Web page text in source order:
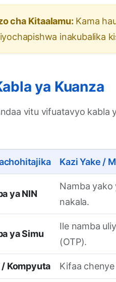
cha Kitaalamu: Kama
inakubalika
ya Kuanza
vitu vifuatavyo kabla
Kazi Yake /
ya NIN
Namba yako
nakala.
ya Simu
Ile namba
(OTP).
/ Kompyuta Kifaa